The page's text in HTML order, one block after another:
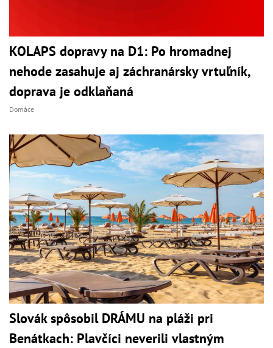
KOLAPS dopravy na D1: Po hromadnej
nehode zasahuje aj záchranársky vrtuľník,
doprava je odklaňaná
Domáce
Slovák spôsobil DRÁMU na pláži pri
Benátkach: Plavčíci neverili vlastným